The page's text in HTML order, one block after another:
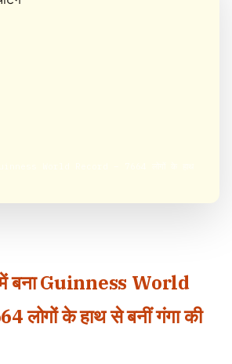
में बना Guinness World
लोगों के हाथ से बनीं गंगा की